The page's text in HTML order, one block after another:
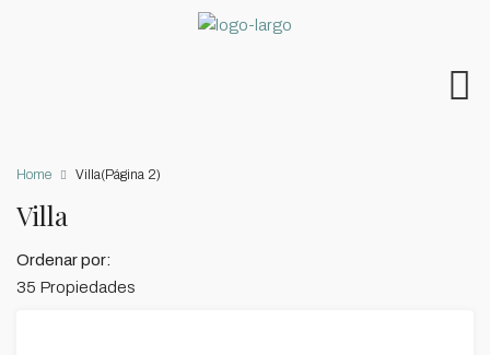
Home Villa(Página 2)
Villa
35 Propiedades
Ordenar por: